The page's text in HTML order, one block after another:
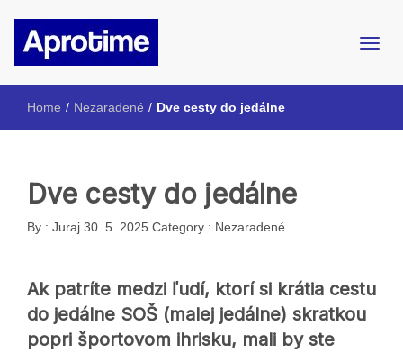
Aprotime
Internetový magazín ŠpMNDaG
Home / Nezaradené / Dve cesty do jedálne
Dve cesty do jedálne
By : Juraj 30. 5. 2025 Category : Nezaradené
Ak patríte medzi ľudí, ktorí si krátia cestu
do jedálne SOŠ (malej jedálne) skratkou
popri športovom ihrisku, mali by ste